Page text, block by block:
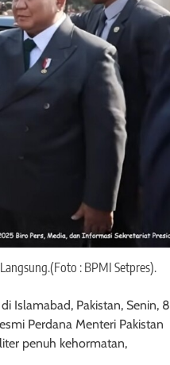
: BPMI Setpres).
Islamabad, Pakistan, Senin, 8
Perdana Menteri Pakistan
penuh kehormatan,